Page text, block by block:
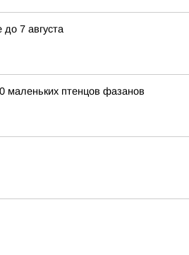
7 августа
маленьких птенцов фазанов